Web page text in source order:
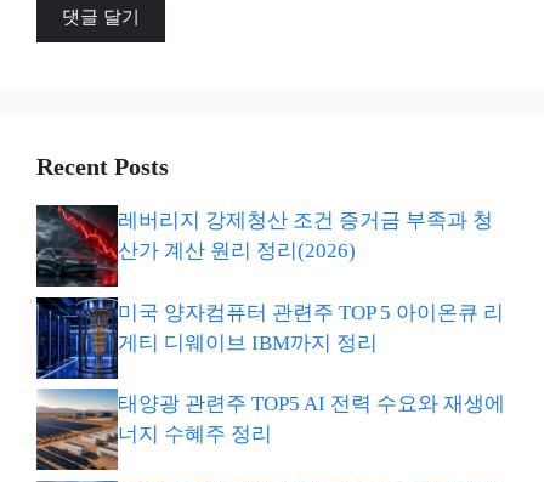
Recent Posts
레버리지 강제청산 조건 증거금 부족과 청
산가 계산 원리 정리(2026)
미국 양자컴퓨터 관련주 TOP 5 아이온큐 리
게티 디웨이브 IBM까지 정리
태양광 관련주 TOP5 AI 전력 수요와 재생에
너지 수혜주 정리